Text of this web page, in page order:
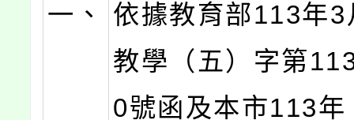
一、
依據教育部113年
教學（五）字第
0號函及本市113年